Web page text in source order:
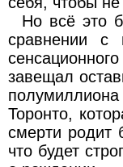
Но всё это
сравнении с
завещал
Торонто,
смерти родит
что будет